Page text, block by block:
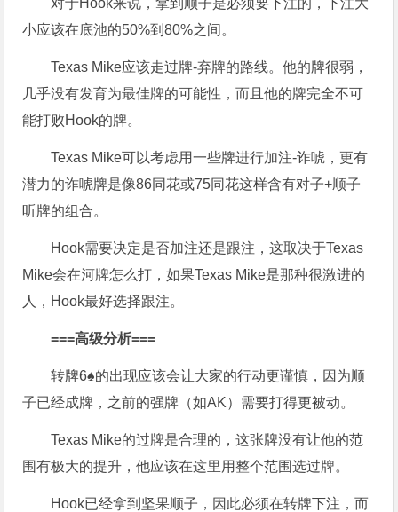
小应该在底池的50%到80%之间。
Texas Mike应该走过牌-弃牌的路线。他的牌很弱，
几乎没有发育为最佳牌的可能性，而且他的牌完全不可
能打败Hook的牌。
Texas Mike可以考虑用一些牌进行加注-诈唬，更有
潜力的诈唬牌是像86同花或75同花这样含有对子+顺子
听牌的组合。
Hook需要决定是否加注还是跟注，这取决于Texas
Mike会在河牌怎么打，如果Texas Mike是那种很激进的
人，Hook最好选择跟注。
===高级分析===
转牌6♠的出现应该会让大家的行动更谨慎，因为顺
子已经成牌，之前的强牌（如AK）需要打得更被动。
Texas Mike的过牌是合理的，这张牌没有让他的范
围有极大的提升，他应该在这里用整个范围选过牌。
Hook已经拿到坚果顺子，因此必须在转牌下注，而